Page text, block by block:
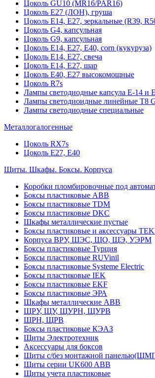
Цоколь GU10 (MR16/PAR16)
Цоколь Е27 (ЛОН), груша
Цоколь Е14, Е27, зеркальные (R39,
Цоколь G4, капсульная
Цоколь G9, капсульная
Цоколь Е14, Е27, Е40, corn (кукуруза)
Цоколь Е14, Е27, свеча
Цоколь Е14, Е27, шар
Цоколь Е40, Е27 высокомощные
Цоколь R7s
Лампы светодиодные капсула Е-14 и
Лампы светодиоидные линейные T8
Лампы светодиодные специальные
Металлогалогенные
Цоколь RX7s
Цоколь Е27, E40
Щиты. Шкафы. Боксы. Корпуса
Коробки пломбировочные под
Боксы пластиковые ABB
Боксы пластиковые TDM
Боксы пластиковые DKC
Шкафы металлические пустые
Боксы пластиковые и аксессуары
Корпуса ВРУ, ШЭС, ЩО, ЩЭ, УЭРМ
Боксы пластиковые Турция
Боксы пластиковые RUVinil
Боксы пластиковые Systeme Electric
Боксы пластиковые IEK
Боксы пластиковые EKF
Боксы пластиковые ЭРА
Шкафы металлические ABB
ЩРУ, ЩУ, ЩУРН, ЩУРВ
ЩРН, ЩРВ
Боксы пластиковые КЭАЗ
Щиты Электротехник
Аксессуары для боксов
Щиты с/без монтажной
Щиты серии UK600 ABB
Щиты учета пластиковые